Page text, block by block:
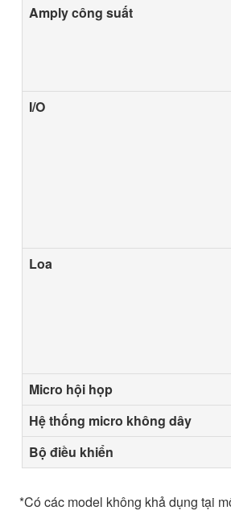
Amply công suất
I/O
Loa
Micro hội họp
Hệ thống micro không dây
Bộ điều khiển
*Có các model không khả dụng tại